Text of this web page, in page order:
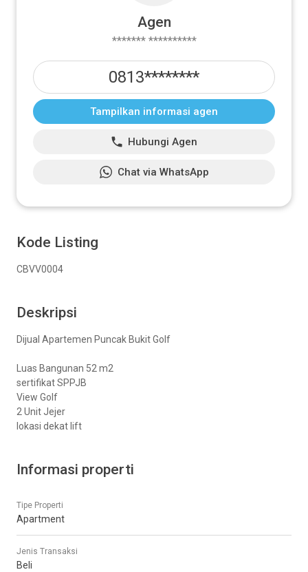
Kode Listing
CBVV0004
Deskripsi
Dijual Apartemen Puncak Bukit Golf
Luas Bangunan 52 m2
sertifikat SPPJB
View Golf
2 Unit Jejer
lokasi dekat lift
Informasi properti
Tipe Properti
Apartment
Jenis Transaksi
Beli
Agen
******* **********
0813********
Tampilkan informasi agen
Hubungi Agen
Chat via WhatsApp